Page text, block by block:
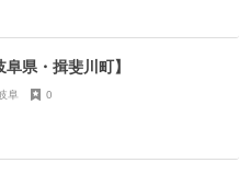
県・揖斐川町】
阜 0